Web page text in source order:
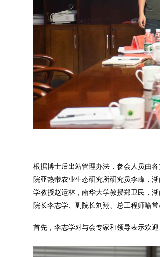
根据博士后出站管理办法，参会人员由
院亚热带农业生态研究所研究员李峰，
学教授赵运林，南华大学教授郑卫民，
院长李志学、副院长刘翔、总工程师喻
首先，李志学对与会专家和领导表示欢